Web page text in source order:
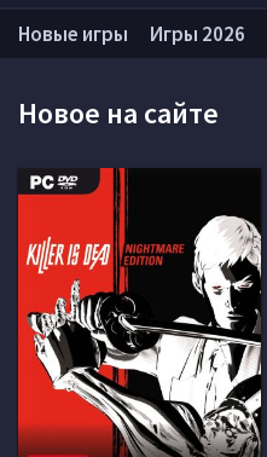
Новое на сайте
Новые игры Игры 2026